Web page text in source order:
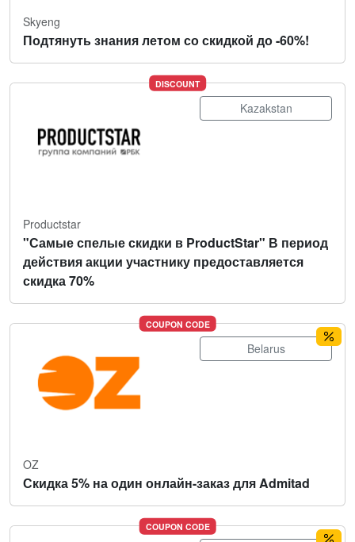
Skyeng
Подтянуть знания летом со скидкой до -60%!
DISCOUNT
Kazakstan
Productstar
"Самые спелые скидки в ProductStar" В период
действия акции участнику предоставляется
скидка 70%
COUPON CODE
Belarus
OZ
Скидка 5% на один онлайн-заказ для Admitad
COUPON CODE